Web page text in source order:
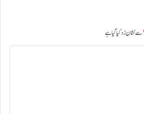
سے نشان زد کیا گیا ہے